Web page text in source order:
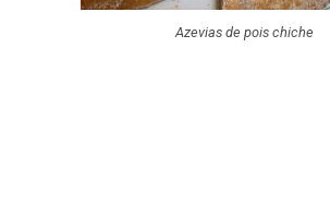
Azevias de pois chiche